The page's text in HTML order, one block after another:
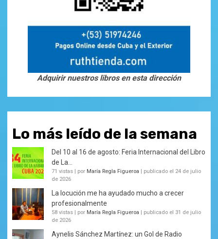
Adquirir nuestros libros en esta dirección
Lo más leído de la semana
Del 10 al 16 de agosto: Feria Internacional del Libro
de La...
71 vistas por María Regla Figueroa
publicado el 24 de julio
de 2026
La locución me ha ayudado mucho a crecer
profesionalmente
58 vistas por María Regla Figueroa
publicado el 31 de julio
de 2026
Aynelis Sánchez Martínez: un Gol de Radio